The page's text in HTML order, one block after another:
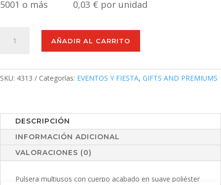
5001 o más
0,03 € por unidad
Multiusos
AÑADIR AL CARRITO
SKU: 4313 Categorías: EVENTOS Y FIESTA, GIFTS AND PREMIUMS
DESCRIPCIÓN
INFORMACIÓN ADICIONAL
VALORACIONES (0)
Pulsera multiusos con cuerpo acabado en suave poliéster